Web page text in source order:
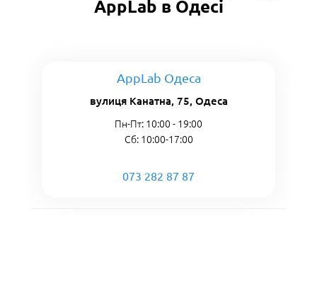
AppLab в Одесі
AppLab Одеса
вулиця Канатна, 75, Одеса
Пн-Пт: 10:00 - 19:00
Сб: 10:00-17:00
073 282 87 87